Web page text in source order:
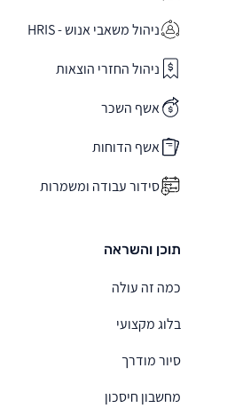
ניהול משאבי אנוש - HRIS
ניהול החזרי הוצאות
אשף השכר
אשף הדוחות
סידור עבודה ומשמרות
תוכן והשראה
כמה זה עולה
בלוג מקצועי
סיור מודרך
מחשבון חיסכון